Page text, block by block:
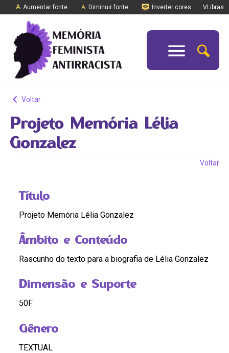
Aumentar fonte Diminuir fonte Inverter cores VLibras
Voltar
Projeto Memória Lélia
Gonzalez
Voltar
Título
Projeto Memória Lélia Gonzalez
Âmbito e Conteúdo
Rascunho do texto para a biografia de Lélia Gonzalez
Dimensão e Suporte
50F
Gênero
TEXTUAL